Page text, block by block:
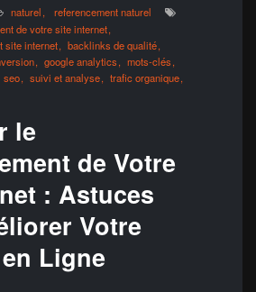
naturel
referencement naturel
de votre site internet
site internet
backlinks de qualité
google analytics
mots-clés
seo suivi et analyse
trafic organique
le
de Votre
: Astuces
Votre
Ligne